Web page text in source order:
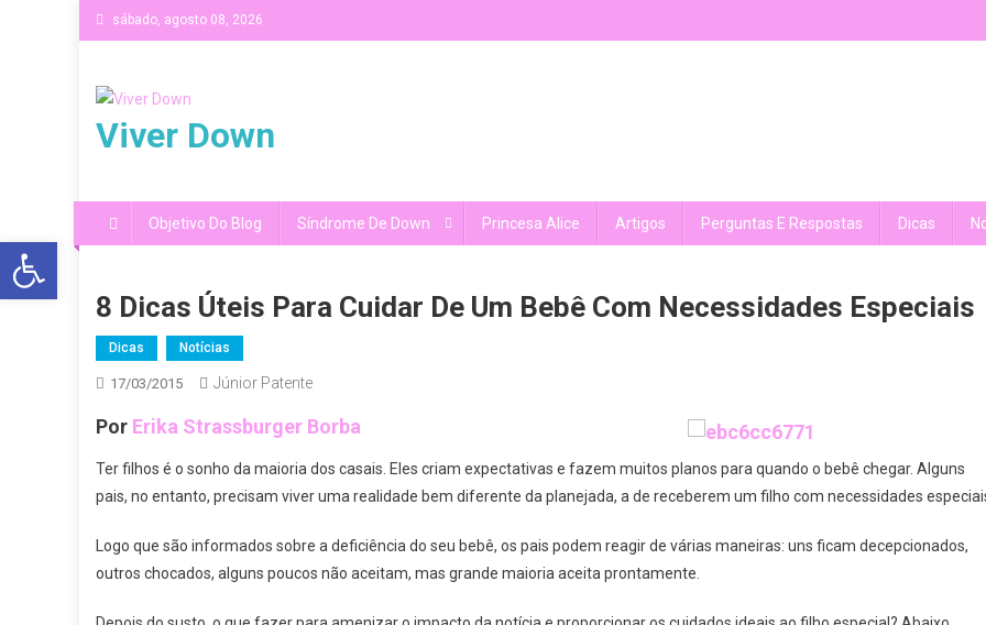
Abrir a barra de ferramentas
Skip
to
sábado, agosto 08, 2026
Viver Down
Objetivo Do Blog Síndrome De Down Princesa Alice Artigos Perguntas E Respostas Dicas
8 Dicas Úteis Para Cuidar De Um Bebê Com Necessidades Especiais
Dicas Notícias
17/03/2015 Júnior Patente
Por Erika Strassburger Borba
Ter filhos é o sonho da maioria dos casais. Eles criam expectativas e fazem muitos planos para quando o bebê chegar. Alguns
pais, no entanto, precisam viver uma realidade bem diferente da planejada, a de receberem um filho com necessidades
Logo que são informados sobre a deficiência do seu bebê, os pais podem reagir de várias maneiras: uns ficam decepcionados,
outros chocados, alguns poucos não aceitam, mas grande maioria aceita prontamente.